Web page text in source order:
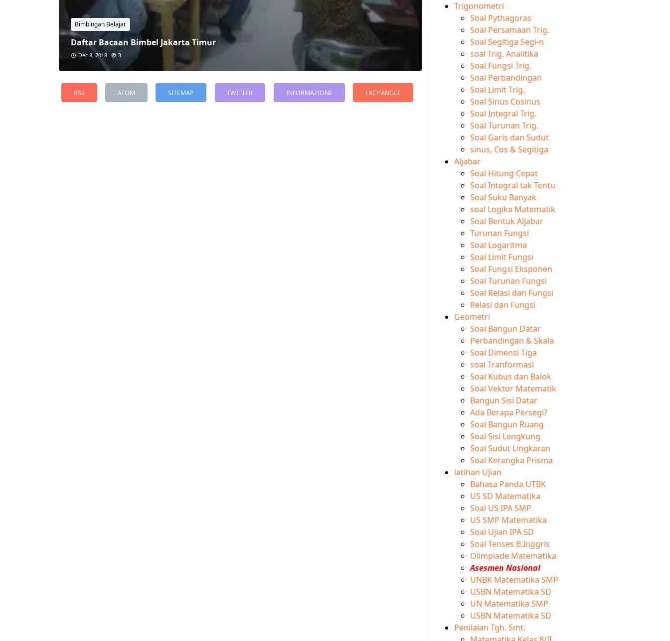
Bimbingan Belajar
Daftar Bacaan Bimbel Jakarta Timur
Dec 8, 2018 3
RSS ATOM SITEMAP TWITTER INFORMAZIONE EXCHANGLE
Trigonometri
Soal Pythagoras
Soal Persamaan Trig.
Soal Segitiga Segi-n
soal Trig. Analitika
Soal Fungsi Trig.
Soal Perbandingan
Soal Limit Trig.
Soal Sinus Cosinus
Soal Integral Trig.
Soal Turunan Trig.
Soal Garis dan Sudut
sinus, Cos & Segitiga
Aljabar
Soal Hitung Cepat
Soal Integral tak Tentu
Soal Suku Banyak
soal Logika Matematik
Soal Bentuk Aljabar
Turunan Fungsi
Soal Logaritma
Soal Limit Fungsi
Soal Fungsi Eksponen
Soal Turunan Fungsi
Soal Relasi dan Fungsi
Relasi dan Fungsi
Geometri
Soal Bangun Datar
Perbandingan & Skala
Soal Dimensi Tiga
soal Tranformasi
Soal Kubus dan Balok
Soal Vektor Matematik
Bangun Sisi Datar
Ada Berapa Persegi?
Soal Bangun Ruang
Soal Sisi Lengkung
Soal Sudut Lingkaran
Soal Kerangka Prisma
latihan Ujian
Bahasa Panda UTBK
US SD Matematika
Soal US IPA SMP
US SMP Matematika
Soal Ujian IPA SD
Soal Tenses B.Inggris
Olimpiade Matematika
Asesmen Nasional
UNBK Matematika SMP
USBN Matematika SD
UN Matematika SMP
USBN Matematika SD
Penilaian Tgh. Smt.